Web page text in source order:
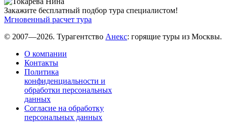
Закажите бесплатный подбор тура специалистом!
Мгновенный расчет тура
© 2007—2026. Турагентство Анекс: горящие туры из Москвы.
О компании
Контакты
Политика
конфиденциальности и
обработки персональных
данных
Согласие на обработку
персональных данных